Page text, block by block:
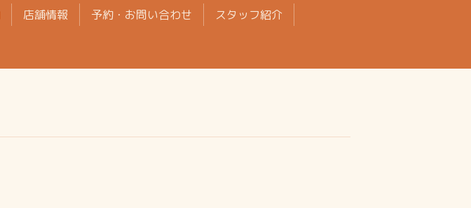
店舗情報 予約・お問い合わせ スタッフ紹介